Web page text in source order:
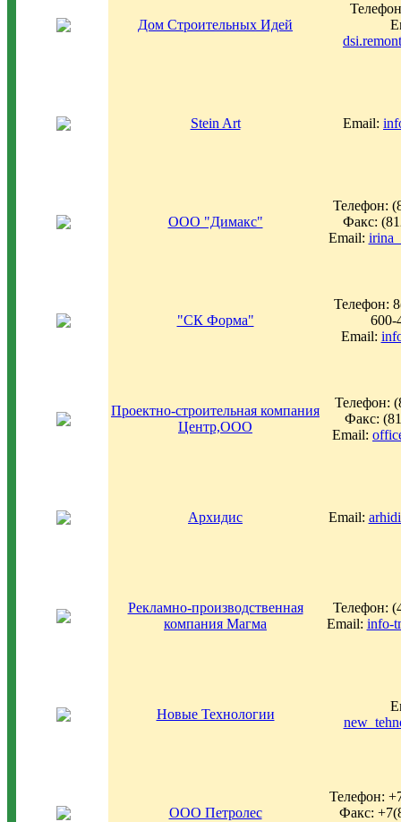
Дом Строительных Идей
Stein Art Email:
ООО "Димакс"
Телефон:
Факс:
Email:
"СК Форма"
Телефон:
600-
Email:
Проектно-строительная компания
Центр,ООО
Телефон:
Факс:
Email:
Архидис Email:
Рекламно-производственная
компания Магма
Телефон:
Email: info-
Новые Технологии
ООО Петролес
Телефон:
Факс: